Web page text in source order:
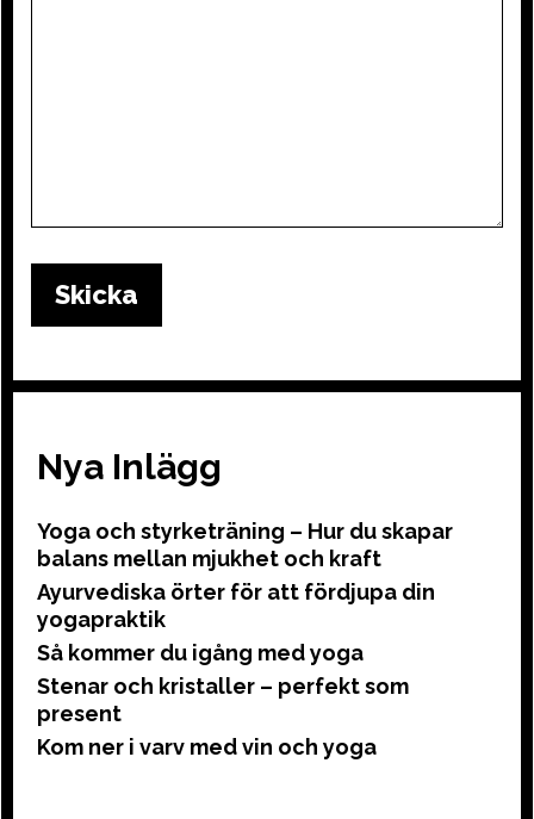
Nya Inlägg
Yoga och styrketräning – Hur du skapar
balans mellan mjukhet och kraft
Ayurvediska örter för att fördjupa din
yogapraktik
Så kommer du igång med yoga
Stenar och kristaller – perfekt som
present
Kom ner i varv med vin och yoga